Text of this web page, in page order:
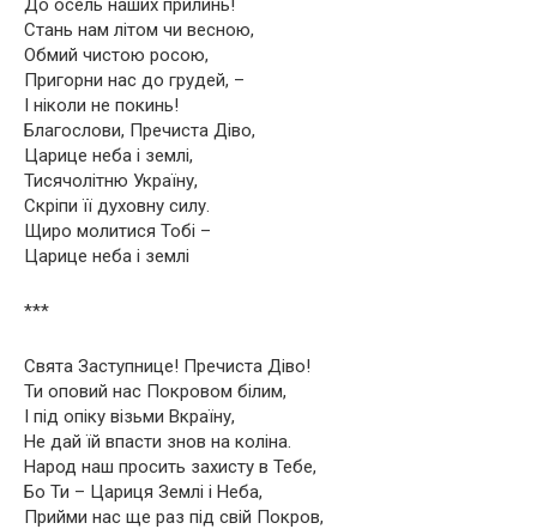
До осель наших прилинь!
Стань нам літом чи весною,
Обмий чистою росою,
Пригорни нас до грудей, –
І ніколи не покинь!
Благослови, Пречиста Діво,
Царице неба і землі,
Тисячолітню Україну,
Скріпи її духовну силу.
Щиро молитися Тобі –
Царице неба і землі
***
Свята Заступнице! Пречиста Діво!
Ти оповий нас Покровом білим,
І під опіку візьми Вкраїну,
Не дай їй впасти знов на коліна.
Народ наш просить захисту в Тебе,
Бо Ти – Цариця Землі і Неба,
Прийми нас ще раз під свій Покров,